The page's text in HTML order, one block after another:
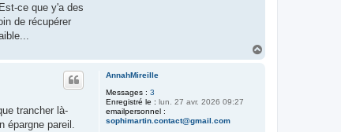
ce que y'a des
de récupérer
AnnahMireille
Messages : 3
Enregistré le : lun. 27 avr. 2026 09:27
emailpersonnel :
sophimartin.contact@gmail.com
trancher là-
épargne pareil.